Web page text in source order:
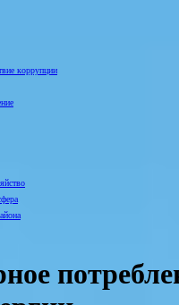
коррупции